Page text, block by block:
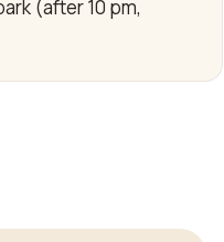
(after 10 pm,